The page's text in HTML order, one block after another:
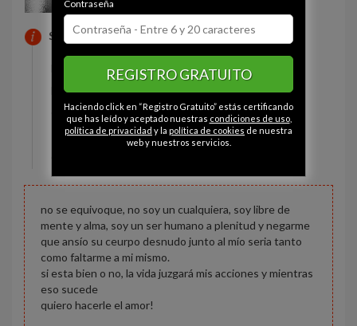
SOBRE MI
Estado civil: Soltero
Fumador/a: Sí
Ojos: Marrón
Pelo: Castaño
no se equivoque, no soy un cualquiera, soy libre de
mente y alma, soy un ser humano a plenitud y negarme
que ansío su ceurpo desnudo junto al mío seria tanto
como faltarme a mi mismo.
si esta bien o no, la vida juzgará mis acciones y mientras
eso sucede
quiero hacerle el amor!
Contraseña
REGISTRO GRATUITO
Haciendo click en “Registro Gratuito” estás certificando
que has leído y aceptado nuestras condiciones de uso,
política de privacidad y la política de cookies de nuestra
web y nuestros servicios.